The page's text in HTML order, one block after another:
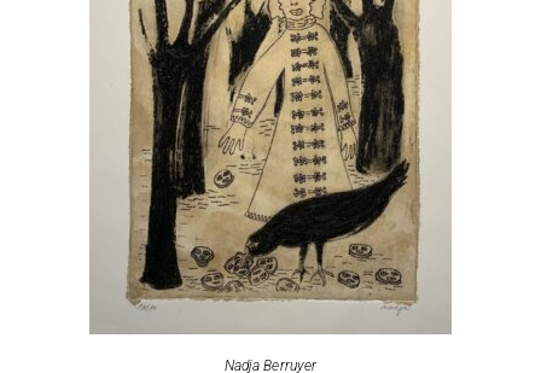
Nadja Berruyer